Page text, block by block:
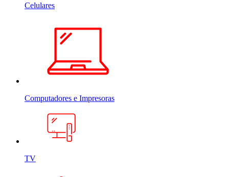
Celulares
Computadores e Impresoras
TV